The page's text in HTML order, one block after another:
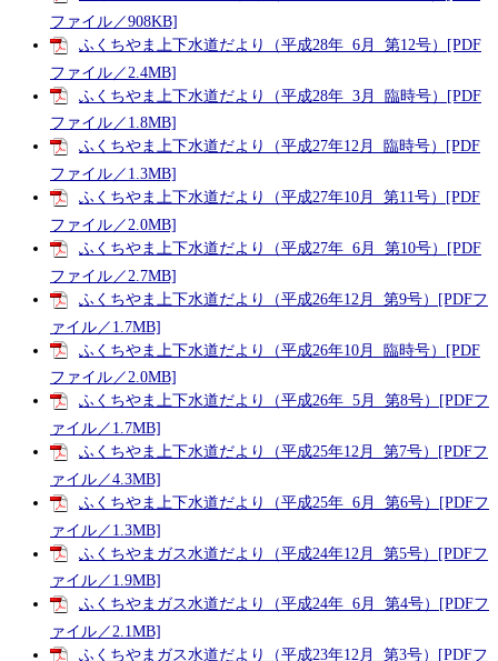
ファイル／908KB]
ふくちやま上下水道だより（平成28年 6月 第12号）[PDF
ファイル／2.4MB]
ふくちやま上下水道だより（平成28年 3月 臨時号）[PDF
ファイル／1.8MB]
ふくちやま上下水道だより（平成27年12月 臨時号）[PDF
ファイル／1.3MB]
ふくちやま上下水道だより（平成27年10月 第11号）[PDF
ファイル／2.0MB]
ふくちやま上下水道だより（平成27年 6月 第10号）[PDF
ファイル／2.7MB]
ふくちやま上下水道だより（平成26年12月 第9号）[PDFフ
ァイル／1.7MB]
ふくちやま上下水道だより（平成26年10月 臨時号）[PDF
ファイル／2.0MB]
ふくちやま上下水道だより（平成26年 5月 第8号）[PDFフ
ァイル／1.7MB]
ふくちやま上下水道だより（平成25年12月 第7号）[PDFフ
ァイル／4.3MB]
ふくちやま上下水道だより（平成25年 6月 第6号）[PDFフ
ァイル／1.3MB]
ふくちやまガス水道だより（平成24年12月 第5号）[PDFフ
ァイル／1.9MB]
ふくちやまガス水道だより（平成24年 6月 第4号）[PDFフ
ァイル／2.1MB]
ふくちやまガス水道だより（平成23年12月 第3号）[PDFフ